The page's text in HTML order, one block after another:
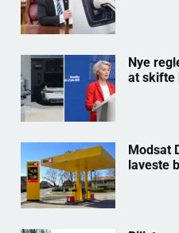
Nye
at skifte
Modsat
laveste